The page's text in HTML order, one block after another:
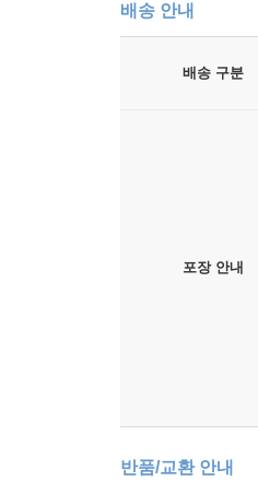
배송 안내
배송 구분
포장 안내
반품/교환 안내